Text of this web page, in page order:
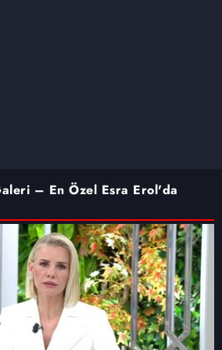
– En Özel Esra Erol'da